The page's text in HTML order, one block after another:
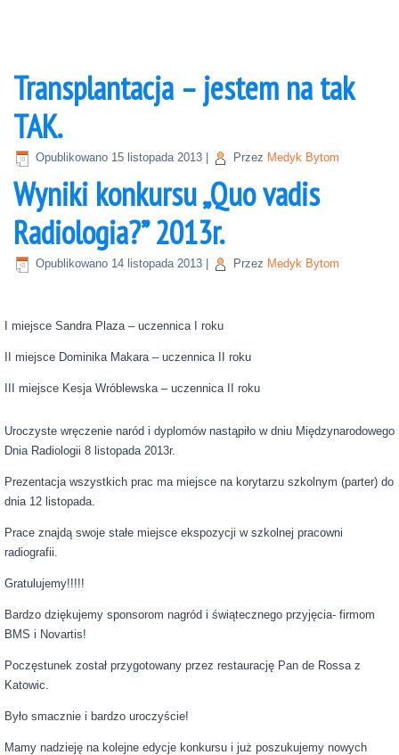
Transplantacja – jestem na tak
TAK.
Opublikowano 15 listopada 2013 Przez Medyk Bytom
Wyniki konkursu „Quo vadis
Radiologia?” 2013r.
Opublikowano 14 listopada 2013 Przez Medyk Bytom
I miejsce Sandra Plaza – uczennica I roku
II miejsce Dominika Makara – uczennica II roku
III miejsce Kesja Wróblewska – uczennica II roku
Uroczyste wręczenie naród i dyplomów nastąpiło w dniu Międzynarodowego
Dnia Radiologii 8 listopada 2013r.
Prezentacja wszystkich prac ma miejsce na korytarzu szkolnym (parter) do
dnia 12 listopada.
Prace znajdą swoje stałe miejsce ekspozycji w szkolnej pracowni
radiografii.
Gratulujemy!!!!!
Bardzo dziękujemy sponsorom nagród i świątecznego przyjęcia- firmom
BMS i Novartis!
Poczęstunek został przygotowany przez restaurację Pan de Rossa z
Katowic.
Było smacznie i bardzo uroczyście!
Mamy nadzieję na kolejne edycje konkursu i już poszukujemy nowych